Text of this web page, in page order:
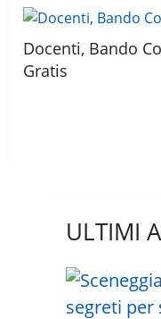
Docenti, Bando
Gratis
ULTIMI